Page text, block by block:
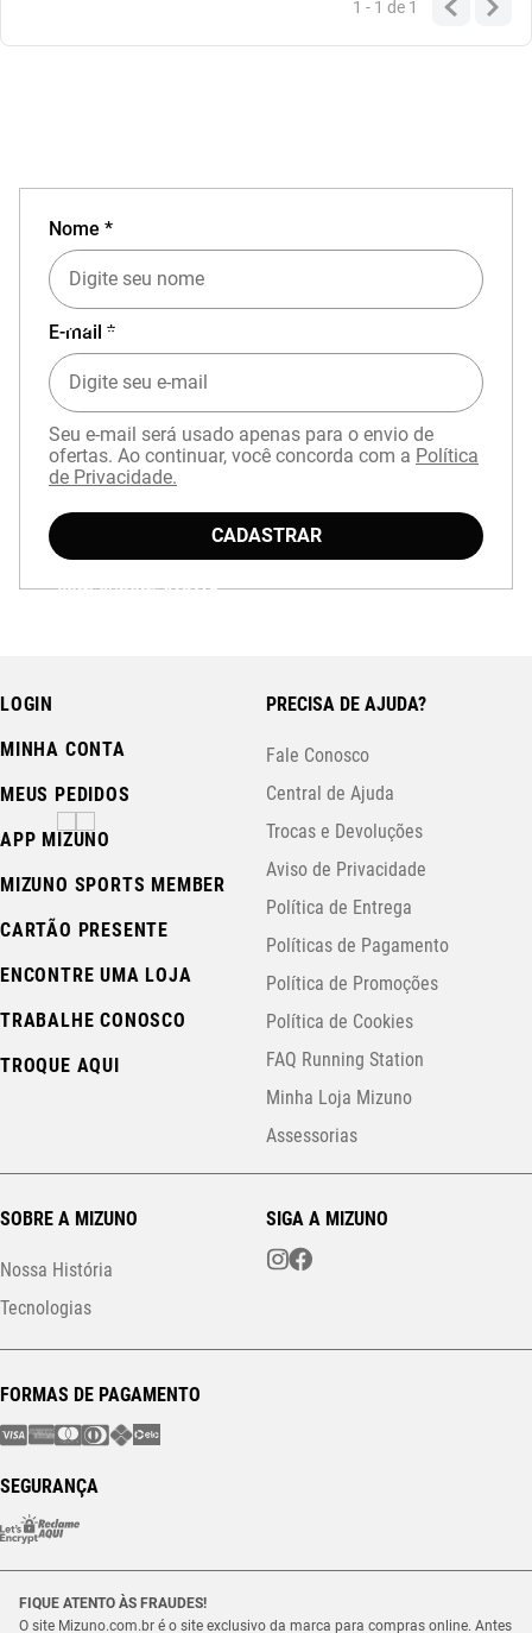
1 - 1de 1
EXPERIÊNCIA MIZUNO NO APP
Baixe o aplicativo Mizuno e garanta15% OFF
com cupomAPP15.
Nome *
E-mail *
Seu e-mail será usado apenas para o envio de
ofertas. Ao continuar, você concorda com a Política
de Privacidade.
CADASTRAR
LOGIN
MINHA CONTA
MEUS PEDIDOS
APP MIZUNO
MIZUNO SPORTS MEMBER
CARTÃO PRESENTE
ENCONTRE UMA LOJA
TRABALHE CONOSCO
TROQUE AQUI
PRECISA DE AJUDA?
Fale Conosco
Central de Ajuda
Trocas e Devoluções
Aviso de Privacidade
Política de Entrega
Políticas de Pagamento
Política de Promoções
Política de Cookies
FAQ Running Station
Minha Loja Mizuno
Assessorias
SOBRE A MIZUNO
Nossa História
Tecnologias
SIGA A MIZUNO
FORMAS DE PAGAMENTO
SEGURANÇA
FIQUE ATENTO ÀS FRAUDES!
O site Mizuno.com.br é o site exclusivo da marca para compras online. Antes